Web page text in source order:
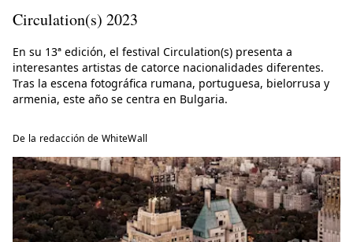
Circulation(s) 2023
En su 13ª edición, el festival Circulation(s) presenta a
interesantes artistas de catorce nacionalidades diferentes.
Tras la escena fotográfica rumana, portuguesa, bielorrusa y
armenia, este año se centra en Bulgaria.
De la redacción de WhiteWall